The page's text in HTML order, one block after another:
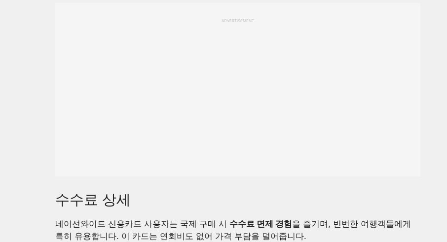
ADVERTISEMENT
수수료 상세
네이션와이드 신용카드 사용자는 국제 구매 시 수수료 면제 경험을 즐기며, 빈번한 여행객들에게
특히 유용합니다. 이 카드는 연회비도 없어 가격 부담을 덜어줍니다.